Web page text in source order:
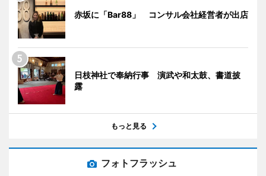
赤坂に「Bar88」 コンサル会社経営者が出店
日枝神社で奉納行事 演武や和太鼓、書道披
露
もっと見る
フォトフラッシュ